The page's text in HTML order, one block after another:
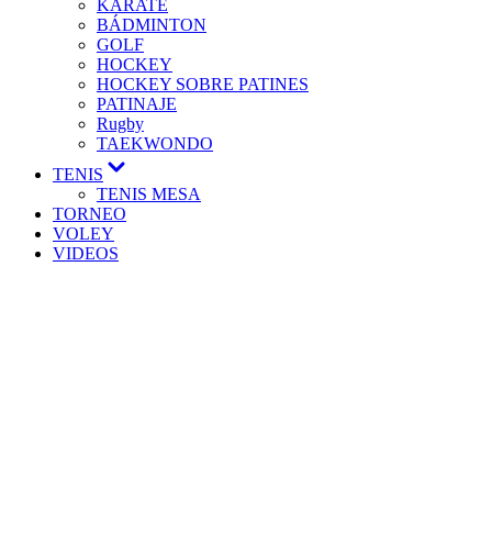
KARATE
BÁDMINTON
GOLF
HOCKEY
HOCKEY SOBRE PATINES
PATINAJE
Rugby
TAEKWONDO
TENIS
submenú
TENIS MESA
TORNEO
VOLEY
VIDEOS